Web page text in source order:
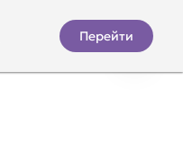
Перейти